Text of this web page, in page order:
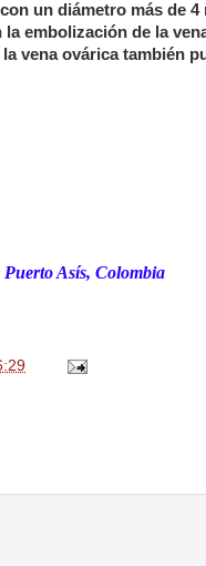
un diámetro más de
embolización de la
vena ovárica también
Asís, Colombia